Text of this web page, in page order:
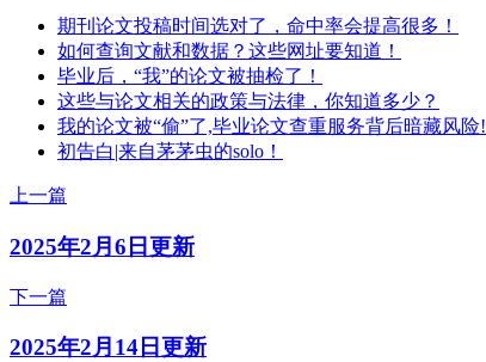
期刊论文投稿时间选对了，命中率会提高很多！
如何查询文献和数据？这些网址要知道！
毕业后，“我”的论文被抽检了！
这些与论文相关的政策与法律，你知道多少？
我的论文被“偷”了,毕业论文查重服务背后暗藏风险!
初告白|来自茅茅虫的solo！
上一篇
2025年2月6日更新
下一篇
2025年2月14日更新